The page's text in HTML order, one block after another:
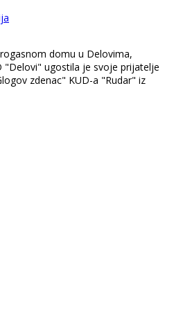
domu u Delovima,
"Delovi" ugostila je svoje prijatelje
zdenac" KUD-a "Rudar" iz